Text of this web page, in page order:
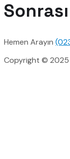
Hemen Arayın
Copyright © 2025